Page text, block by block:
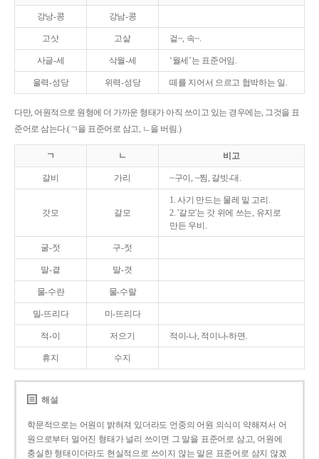
강낭-콩 강남-콩
고삿 고샅 겉~, 속~.
사글-세 삭월-세 ‘월세’는 표준어임.
울력-성당 위력-성당 떼를 지어서 으르고 협박하는 일.
다만, 어원적으로 원형에 더 가까운 형태가 아직 쓰이고 있는 경우에는, 그것을 표
준어로 삼는다.(ㄱ을 표준어로 삼고, ㄴ을 버림.)
ㄱ ㄴ 비고
갈비 가리 ~구이, ~찜, 갈빗-대.
갓모 갈모
1. 사기 만드는 물레 밑 고리.
2. '갈모'는 갓 위에 쓰는, 유지로
만든 우비.
굴-젓 구-젓
말-곁 말-겻
물-수란 물-수랄
밀-뜨리다 미-뜨리다
적-이 저으기 적이-나, 적이나-하면.
휴지 수지
해설
학문적으로는 어원이 밝혀져 있더라도 언중의 어원 의식이 약해져서 어
원으로부터 멀어진 형태가 널리 쓰이면 그 말을 표준어로 삼고, 어원에
충실한 형태이더라도 현실적으로 쓰이지 않는 말은 표준어로 삼지 않겠